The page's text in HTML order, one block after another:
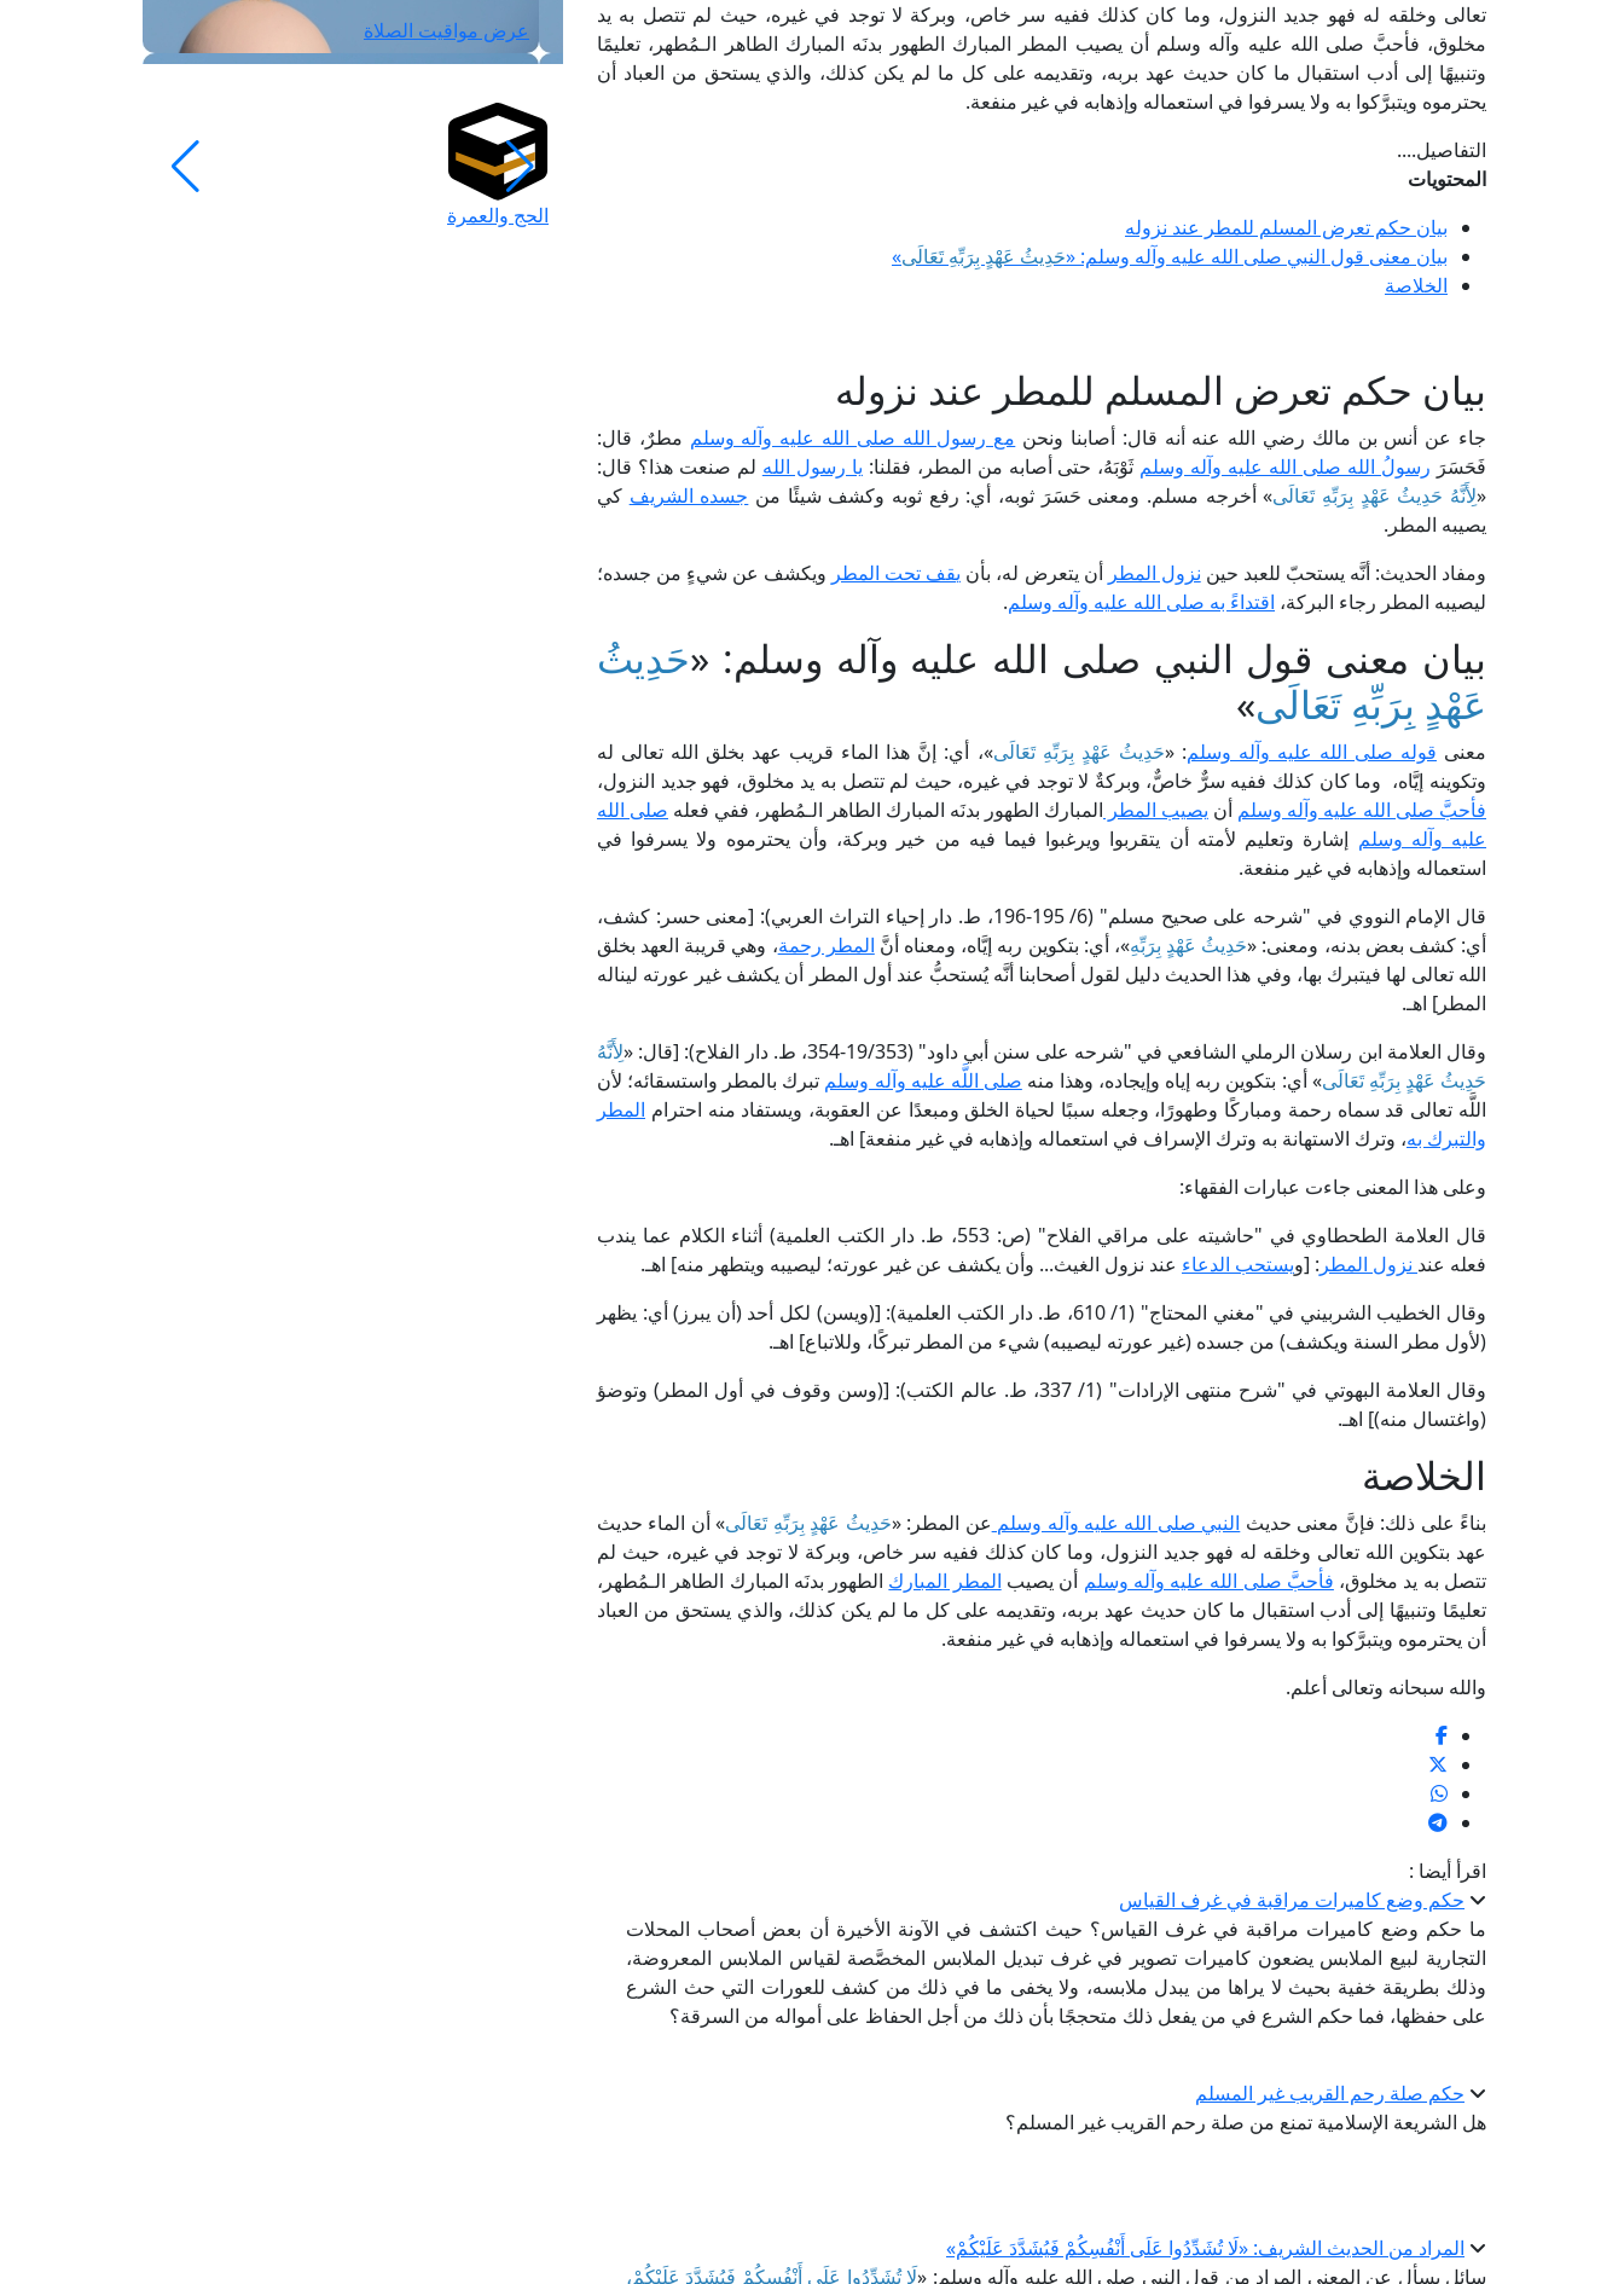
تعالى وخلقه له فهو جديد النزول، وما كان كذلك ففيه سر خاص، وبركة لا توجد في غيره، حيث لم تتصل به يد
مخلوق، فأحبَّ صلى الله عليه وآله وسلم أن يصيب المطر المبارك الطهور بدنَه المبارك الطاهر الـمُطهر، تعليمًا
وتنبيهًا إلى أدب استقبال ما كان حديث عهد بربه، وتقديمه على كل ما لم يكن كذلك، والذي يستحق من العباد أن
يحترموه ويتبرَّكوا به ولا يسرفوا في استعماله وإذهابه في غير منفعة.
التفاصيل....
المحتويات
بيان حكم تعرض المسلم للمطر عند نزوله
بيان معنى قول النبي صلى الله عليه وآله وسلم: «حَدِيثُ عَهْدٍ بِرَبِّهِ تَعَالَى»
الخلاصة
بيان حكم تعرض المسلم للمطر عند نزوله
جاء عن أنس بن مالك رضي الله عنه أنه قال: أصابنا ونحن مع رسول الله صلى الله عليه وآله وسلم مطرٌ، قال:
فَحَسَرَ رسولُ الله صلى الله عليه وآله وسلم ثَوْبَهُ، حتى أصابه من المطر، فقلنا: يا رسول الله لم صنعت هذا؟ قال:
«لِأَنَّهُ حَدِيثُ عَهْدٍ بِرَبِّهِ تَعَالَى» أخرجه مسلم. ومعنى حَسَرَ ثوبه، أي: رفع ثوبه وكشف شيئًا من جسده الشريف كي
يصيبه المطر.
ومفاد الحديث: أنَّه يستحبّ للعبد حين نزول المطر أن يتعرض له، بأن يقف تحت المطر ويكشف عن شيءٍ من جسده؛
ليصيبه المطر رجاء البركة، اقتداءً به صلى الله عليه وآله وسلم.
بيان معنى قول النبي صلى الله عليه وآله وسلم: «حَدِيثُ
عَهْدٍ بِرَبِّهِ تَعَالَى»
معنى قوله صلى الله عليه وآله وسلم: «حَدِيثُ عَهْدٍ بِرَبِّهِ تَعَالَى»، أي: إنَّ هذا الماء قريب عهد بخلق الله تعالى له
وتكوينه إيَّاه، وما كان كذلك ففيه سرٌّ خاصٌّ، وبركةٌ لا توجد في غيره، حيث لم تتصل به يد مخلوق، فهو جديد النزول،
فأحبَّ صلى الله عليه وآله وسلم أن يصيب المطر المبارك الطهور بدنَه المبارك الطاهر الـمُطهر، ففي فعله صلى الله
عليه وآله وسلم إشارة وتعليم لأمته أن يتقربوا ويرغبوا فيما فيه من خير وبركة، وأن يحترموه ولا يسرفوا في
استعماله وإذهابه في غير منفعة.
قال الإمام النووي في "شرحه على صحيح مسلم" (6/ 195-196، ط. دار إحياء التراث العربي): [معنى حسر: كشف،
أي: كشف بعض بدنه، ومعنى: «حَدِيثُ عَهْدٍ بِرَبِّهِ»، أي: بتكوين ربه إيَّاه، ومعناه أنَّ المطر رحمة، وهي قريبة العهد بخلق
الله تعالى لها فيتبرك بها، وفي هذا الحديث دليل لقول أصحابنا أنَّه يُستحبُّ عند أول المطر أن يكشف غير عورته ليناله
المطر] اهـ.
وقال العلامة ابن رسلان الرملي الشافعي في "شرحه على سنن أبي داود" (19/353-354، ط. دار الفلاح): [قال: «
لِأَنَّهُ
حَدِيثُ عَهْدٍ بِرَبِّهِ تَعَالَى» أي: بتكوين ربه إياه وإيجاده، وهذا منه صلى اللَّه عليه وآله وسلم تبرك بالمطر واستسقائه؛ لأن
اللَّه تعالى قد سماه رحمة ومباركًا وطهورًا، وجعله سببًا لحياة الخلق ومبعدًا عن العقوبة، ويستفاد منه احترام المطر
والتبرك به، وترك الاستهانة به وترك الإسراف في استعماله وإذهابه في غير منفعة] اهـ.
وعلى هذا المعنى جاءت عبارات الفقهاء:
قال العلامة الطحطاوي في "حاشيته على مراقي الفلاح" (ص: 553، ط. دار الكتب العلمية) أثناء الكلام عما يندب
فعله عند نزول المطر : [ويستحب الدعاء عند نزول الغيث... وأن يكشف عن غير عورته؛ ليصيبه ويتطهر منه] اهـ.
وقال الخطيب الشربيني في "مغني المحتاج" (1/ 610، ط. دار الكتب العلمية): [(ويسن) لكل أحد (أن يبرز) أي: يظهر
(لأول مطر السنة ويكشف) من جسده (غير عورته ليصيبه) شيء من المطر تبركًا، وللاتباع] اهـ.
وقال العلامة البهوتي في "شرح منتهى الإرادات" (1/ 337، ط. عالم الكتب): [(وسن وقوف في أول المطر) وتوضؤ
(واغتسال منه)] اهـ.
الخلاصة
بناءً على ذلك: فإنَّ معنى حديث النبي صلى الله عليه وآله وسلم عن المطر: «حَدِيثُ عَهْدٍ بِرَبِّهِ تَعَالَى» أن الماء حديث
عهد بتكوين الله تعالى وخلقه له فهو جديد النزول، وما كان كذلك ففيه سر خاص، وبركة لا توجد في غيره، حيث لم
تتصل به يد مخلوق، فأحبَّ صلى الله عليه وآله وسلم أن يصيب المطر المبارك الطهور بدنَه المبارك الطاهر الـمُطهر،
تعليمًا وتنبيهًا إلى أدب استقبال ما كان حديث عهد بربه، وتقديمه على كل ما لم يكن كذلك، والذي يستحق من العباد
أن يحترموه ويتبرَّكوا به ولا يسرفوا في استعماله وإذهابه في غير منفعة.
والله سبحانه وتعالى أعلم.
اقرأ أيضا :
حكم وضع كاميرات مراقبة في غرف القياس
ما حكم وضع كاميرات مراقبة في غرف القياس؟ حيث اكتشف في الآونة الأخيرة أن بعض أصحاب المحلات
التجارية لبيع الملابس يضعون كاميرات تصوير في غرف تبديل الملابس المخصَّصة لقياس الملابس المعروضة،
وذلك بطريقة خفية بحيث لا يراها من يبدل ملابسه، ولا يخفى ما في ذلك من كشف للعورات التي حث الشرع
على حفظها، فما حكم الشرع في من يفعل ذلك متحججًا بأن ذلك من أجل الحفاظ على أمواله من السرقة؟
حكم صلة رحم القريب غير المسلم
هل الشريعة الإسلامية تمنع من صلة رحم القريب غير المسلم؟
المراد من الحديث الشريف: «لَا تُشَدِّدُوا عَلَى أَنْفُسِكُمْ فَيُشَدَّدَ عَلَيْكُمْ»
سائل يسأل عن المعنى المراد من قول النبي صلى الله عليه وآله وسلم: «لَا تُشَدِّدُوا عَلَى أَنْفُسِكُمْ فَيُشَدَّدَ عَلَيْكُمْ،
عرض مواقيت الصلاة
الحج والعمرة